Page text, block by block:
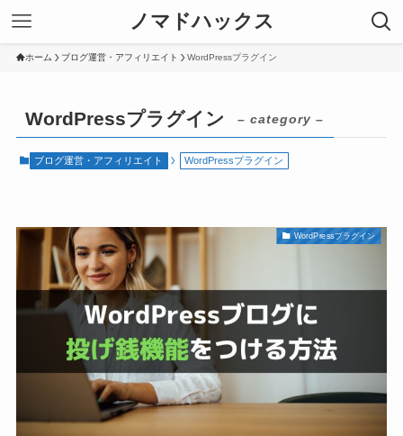
ノマドハックス
ホーム ブログ運営・アフィリエイト WordPressプラグイン
WordPressプラグイン – category –
ブログ運営・アフィリエイト WordPressプラグイン
WordPressプラグイン